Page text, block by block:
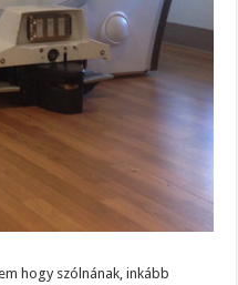
hogy szólnának, inkább